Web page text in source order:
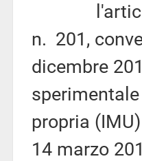
l'articolo
n. 201,
dicembre
propria
14 marzo